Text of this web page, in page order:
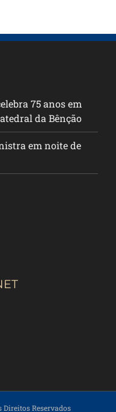
75 anos em
da Bênção
em noite de
Direitos Reservados